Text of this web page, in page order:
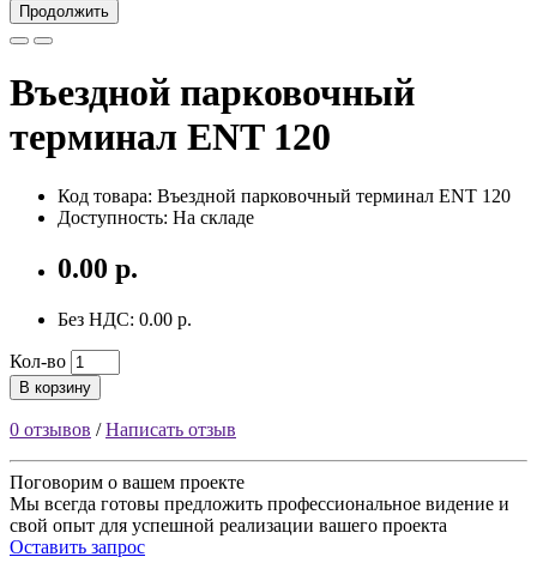
Продолжить
Въездной парковочный
терминал ENT 120
Код товара: Въездной парковочный терминал ENT 120
Доступность: На складе
0.00 р.
Без НДС: 0.00 р.
Кол-во
В корзину
0 отзывов /Написать отзыв
Поговорим о вашем проекте
Мы всегда готовы предложить профессиональное видение и
свой опыт для успешной реализации вашего проекта
Оставить запрос